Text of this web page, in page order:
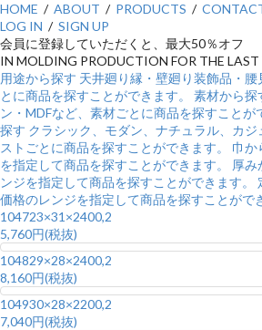
HOME / ABOUT / PRODUCTS /
LOG IN / SIGN UP
会員に登録していただくと、最大50％オフ
IN MOLDING PRODUCTION FOR THE LAST
用途から探す 天井廻り縁・壁廻り装飾品・
とに商品を探すことができます。
素材から探
ン・MDFなど、素材ごとに商品を探すことが
探す クラシック、モダン、ナチュラル、カ
ストごとに商品を探すことができます。
巾か
を指定して商品を探すことができます。
厚み
ンジを指定して商品を探すことができます。
価格のレンジを指定して商品を探すことがで
104723×31×2400,2
5,760円(税抜)
104829×28×2400,2
8,160円(税抜)
104930×28×2200,2
7,040円(税抜)